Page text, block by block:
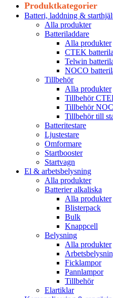
Produktkategorier
Batteri, laddning &
Alla produkter
Batteriladdare
Alla produkter
CTEK
Telwin
NOCO
Tillbehör
Alla produkter
Tillbehör
Tillbehör
Tillbehör till
Batteritestare
Ljustestare
Omformare
Startbooster
Startvagn
El & arbetsbelysning
Alla produkter
Batterier alkaliska
Alla produkter
Blisterpack
Bulk
Knappcell
Belysning
Alla produkter
Ficklampor
Pannlampor
Tillbehör
Elartiklar